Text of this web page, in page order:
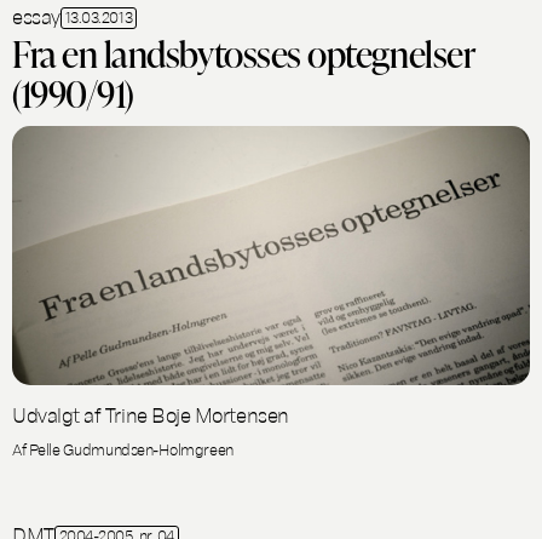
essay 13.03.2013
Fra en landsbytosses optegnelser
(1990/91)
Udvalgt af Trine Boje Mortensen
Af Pelle Gudmundsen-Holmgreen
2004-2005, nr. 04